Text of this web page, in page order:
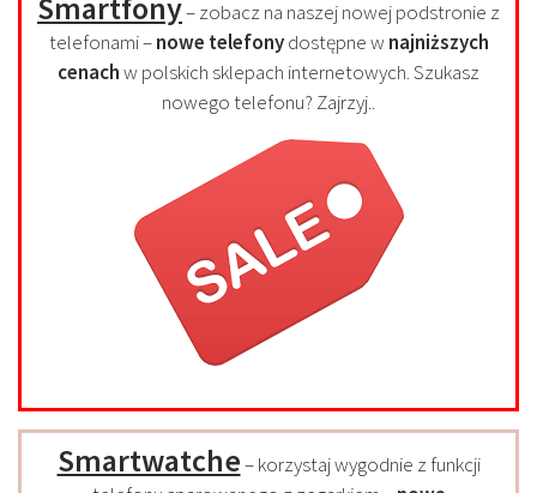
Smartfony– zobacz na naszej nowej podstronie z
telefonami –nowe telefonydostępne w najniższych
cenachw polskich sklepach internetowych. Szukasz
nowego telefonu? Zajrzyj..
Smartwatche– korzystaj wygodnie z funkcji